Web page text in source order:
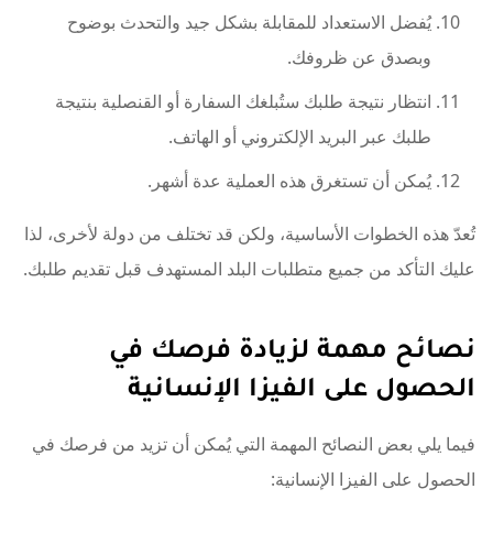
يُفضل الاستعداد للمقابلة بشكل جيد والتحدث بوضوح
وبصدق عن ظروفك.
انتظار نتيجة طلبك ستُبلغك السفارة أو القنصلية بنتيجة
طلبك عبر البريد الإلكتروني أو الهاتف.
يُمكن أن تستغرق هذه العملية عدة أشهر.
تُعدّ هذه الخطوات الأساسية، ولكن قد تختلف من دولة لأخرى، لذا
عليك التأكد من جميع متطلبات البلد المستهدف قبل تقديم طلبك.
نصائح مهمة لزيادة فرصك في
الحصول على الفيزا الإنسانية
فيما يلي بعض النصائح المهمة التي يُمكن أن تزيد من فرصك في
الحصول على الفيزا الإنسانية: